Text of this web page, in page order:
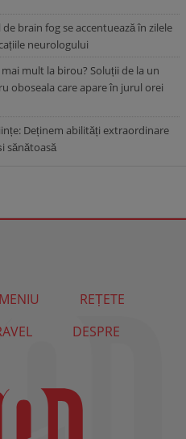
brain fog se accentuează în zilele
neurologului
mult la birou? Soluții de la un
oboseala care apare în jurul orei
Deținem abilități extraordinare
sănătoasă
MENIU
REȚETE
DESPRE